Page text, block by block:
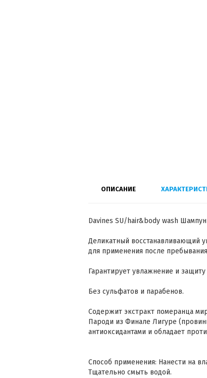
ОПИСАНИЕ
Davines SU/hair&body wash
Деликатный восстанавливающий
для применения после
Гарантирует увлажнение и
Без сульфатов и парабенов.
Содержит экстракт померанца
Пароди из Финале Лигуре
антиоксидантами и обладает
Способ применения: Нанести на
Тщательно смыть водой.